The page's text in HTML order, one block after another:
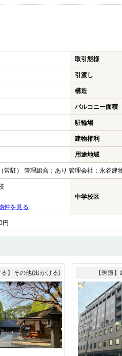
取引態様
引渡し
構造
バルコニー面積
駐輪場
建物権利
用途地域
常駐） 管理組合：あり 管理会社：永谷建
件を見る
中学校区
円
る】その他(出かける) 【医療